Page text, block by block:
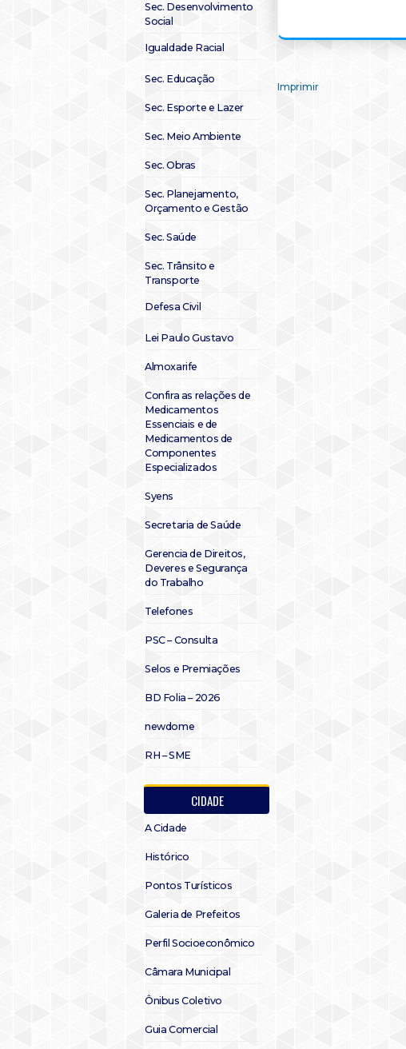
Sec. Desenvolvimento
Social
Igualdade Racial
Sec. Educação
Sec. Esporte e Lazer
Sec. Meio Ambiente
Sec. Obras
Sec. Planejamento,
Orçamento e Gestão
Sec. Saúde
Sec. Trânsito e
Transporte
Defesa Civil
Lei Paulo Gustavo
Almoxarife
Confira as relações de
Medicamentos
Essenciais e de
Medicamentos de
Componentes
Especializados
Syens
Secretaria de Saúde
Gerencia de Direitos,
Deveres e Segurança
do Trabalho
Telefones
PSC – Consulta
Selos e Premiações
BD Folia – 2026
newdome
RH – SME
CIDADE
A Cidade
Histórico
Pontos Turísticos
Galeria de Prefeitos
Perfil Socioeconômico
Câmara Municipal
Ônibus Coletivo
Guia Comercial
Imprimir